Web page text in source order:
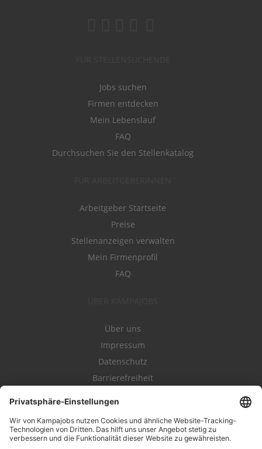
Jobs suchen
Firmen entdecken
Mein Lebenslauf
FAQ
Durchsuchen Sie den Stellenkatalog
Arbeitgeber Startseite
Preise
Stellenanzeigen verwalten
Mein Firmenprofil
FAQ
Über uns
Impressum
Datenschutz
Barrierefreiheit
Kampahire
Kampagnenforum